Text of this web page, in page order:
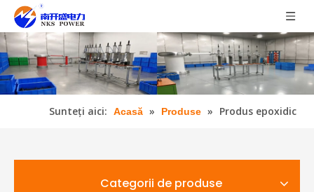
Sunteți aici: Acasă » Produse » Produs epoxidic
Categorii de produse